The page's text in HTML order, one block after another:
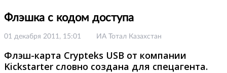
Флэшка с кодом доступа
01 декабря 2011, 15:01 ИА Тотал Казахстан
Флэш-карта Crypteks USB от компании
Kickstarter словно создана для спецагента.